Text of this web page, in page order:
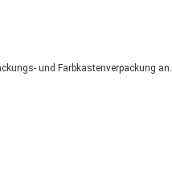
und Farbkastenverpackung an.